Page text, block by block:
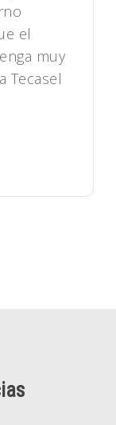
el
muy
Tecasel